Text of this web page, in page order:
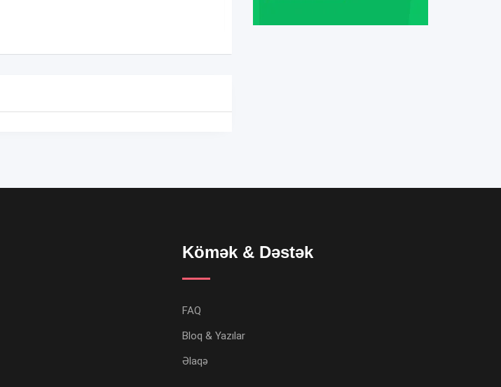
Kömək & Dəstək
FAQ
Bloq & Yazılar
Əlaqə